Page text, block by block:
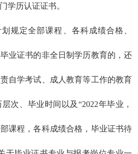
学历认证证书。
规定全部课程、各科成绩合格、
业证书的非全日制学历教育的，还
自学考试、成人教育等工作的教育
次、毕业时间以及“2022年毕业，
课程，各科成绩合格，毕业证书待